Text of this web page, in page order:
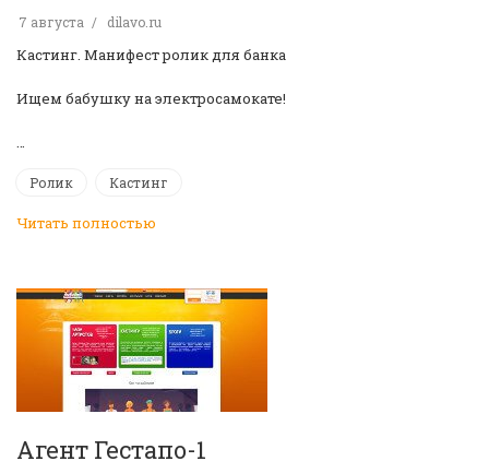
7 августа dilavo.ru
Кастинг. Манифест ролик для банка
Ищем бабушку на электросамокате!
…
Ролик Кастинг
Читать полностью
Агент Гестапо-1